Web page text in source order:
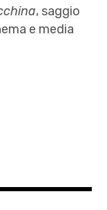
, saggio
e media